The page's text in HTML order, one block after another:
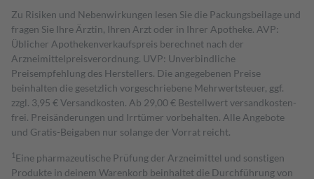
Zu Risiken und Nebenwirkungen lesen Sie die Packungsbeilage und
fragen Sie Ihre Ärztin, Ihren Arzt oder in Ihrer Apotheke. AVP:
Üblicher Apothekenverkaufspreis berechnet nach der
Arzneimittelpreisverordnung. UVP: Unverbindliche
Preisempfehlung des Herstellers. Die angegebenen Preise
beinhalten die gesetzlich vorgeschriebene Mehrwertsteuer, ggf.
zzgl. 3,95 € Versandkosten. Ab 29,00 € Bestell­wert versand­kosten­
frei. Preisänderungen und Irrtümer vorbehalten. Alle Angebote
und Gratis-Beigaben nur solange der Vorrat reicht.
1 Eine pharmazeutische Prüfung der Arzneimittel und sonstigen
Produkte in deinem Warenkorb beinhaltet die Durchführung von